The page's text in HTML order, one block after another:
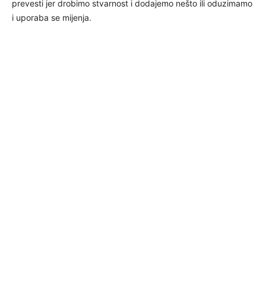
prevesti jer drobimo stvarnost i dodajemo nešto ili oduzimamo
i uporaba se mijenja.